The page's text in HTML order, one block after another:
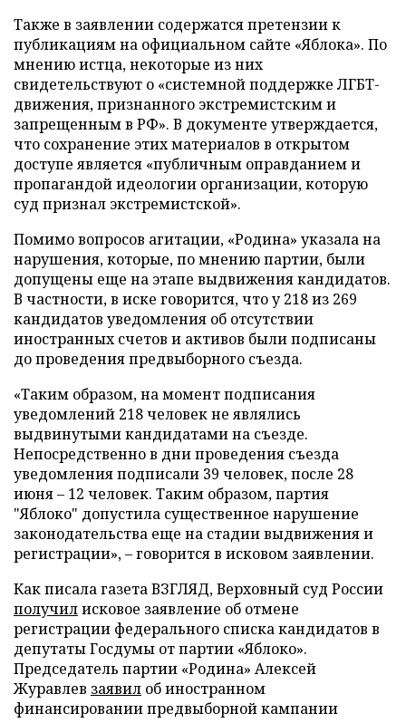
Также в заявлении содержатся претензии к
публикациям на официальном сайте «Яблока». По
мнению истца, некоторые из них
свидетельствуют о «системной поддержке ЛГБТ-
движения, признанного экстремистским и
запрещенным в РФ». В документе утверждается,
что сохранение этих материалов в открытом
доступе является «публичным оправданием и
пропагандой идеологии организации, которую
суд признал экстремистской».
Помимо вопросов агитации, «Родина» указала на
нарушения, которые, по мнению партии, были
допущены еще на этапе выдвижения кандидатов.
В частности, в иске говорится, что у 218 из 269
кандидатов уведомления об отсутствии
иностранных счетов и активов были подписаны
до проведения предвыборного съезда.
«Таким образом, на момент подписания
уведомлений 218 человек не являлись
выдвинутыми кандидатами на съезде.
Непосредственно в дни проведения съезда
уведомления подписали 39 человек, после 28
июня – 12 человек. Таким образом, партия
"Яблоко" допустила существенное нарушение
законодательства еще на стадии выдвижения и
регистрации», – говорится в исковом заявлении.
Как писала газета ВЗГЛЯД, Верховный суд России
получилисковое заявление об отмене
регистрации федерального списка кандидатов в
депутаты Госдумы от партии «Яблоко».
Председатель партии «Родина» Алексей
Журавлев заявил об иностранном
финансировании предвыборной кампании